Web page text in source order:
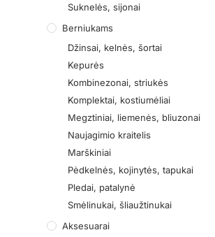
Suknelės, sijonai
Berniukams
Džinsai, kelnės, šortai
Kepurės
Kombinezonai, striukės
Komplektai, kostiumėliai
Megztiniai, liemenės, bliuzonai
Naujagimio kraitelis
Marškiniai
Pėdkelnės, kojinytės, tapukai
Pledai, patalynė
Smėlinukai, šliaužtinukai
Aksesuarai